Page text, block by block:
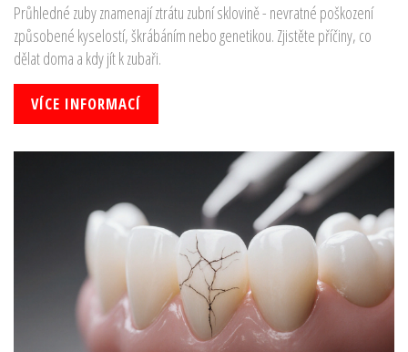
Průhledné zuby znamenají ztrátu zubní sklovině - nevratné poškození
způsobené kyselostí, škrábáním nebo genetikou. Zjistěte příčiny, co
dělat doma a kdy jít k zubaři.
VÍCE INFORMACÍ